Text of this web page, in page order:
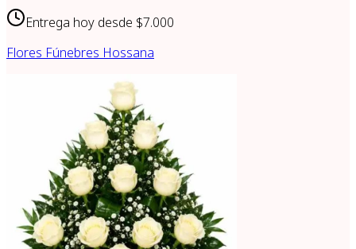
Entrega hoy desde $7.000
Flores Fúnebres Hossana